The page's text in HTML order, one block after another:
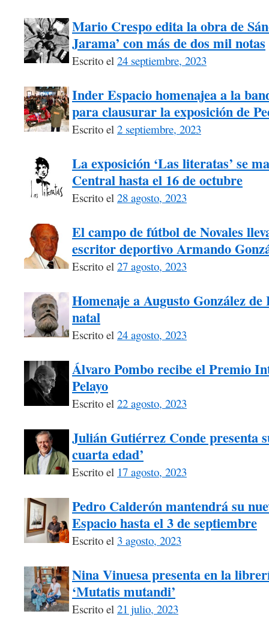
Mario Crespo edita la obra de
Jarama’ con más de dos mil notas
Escrito el 24 septiembre, 2023
Inder Espacio homenajea a la
para clausurar la exposición de
Escrito el 2 septiembre, 2023
La exposición ‘Las literatas’ se
Central hasta el 16 de octubre
Escrito el 28 agosto, 2023
El campo de fútbol de Novales
escritor deportivo Armando
Escrito el 27 agosto, 2023
Homenaje a Augusto González
natal
Escrito el 24 agosto, 2023
Álvaro Pombo recibe el Premio
Pelayo
Escrito el 22 agosto, 2023
Julián Gutiérrez Conde presenta
cuarta edad’
Escrito el 17 agosto, 2023
Pedro Calderón mantendrá su
Espacio hasta el 3 de septiembre
Escrito el 3 agosto, 2023
Nina Vinuesa presenta en la
‘Mutatis mutandi’
Escrito el 21 julio, 2023